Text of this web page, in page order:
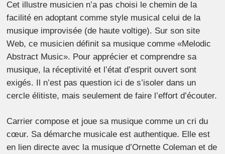
Cet illustre musicien n’a pas choisi le chemin de la
facilité en adoptant comme style musical celui de la
musique improvisée (de haute voltige). Sur son site
Web, ce musicien définit sa musique comme «Melodic
Abstract Music». Pour apprécier et comprendre sa
musique, la réceptivité et l’état d’esprit ouvert sont
exigés. Il n’est pas question ici de s’isoler dans un
cercle élitiste, mais seulement de faire l’effort d’écouter.
Carrier compose et joue sa musique comme un cri du
cœur. Sa démarche musicale est authentique. Elle est
en lien directe avec la musique d’Ornette Coleman et de